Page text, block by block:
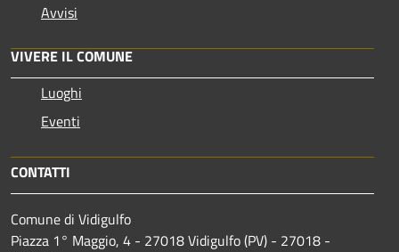
Avvisi
VIVERE IL COMUNE
Luoghi
Eventi
CONTATTI
Comune di Vidigulfo
Piazza 1° Maggio, 4 - 27018 Vidigulfo (PV) - 27018 -